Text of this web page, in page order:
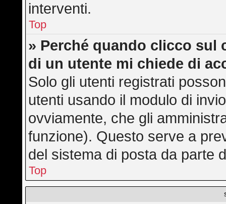
interventi.
Top
» Perché quando clicco sul
di un utente mi chiede di
Solo gli utenti registrati
utenti usando il modulo di
ovviamente, che gli
funzione). Questo serve a
del sistema di posta da parte
Top